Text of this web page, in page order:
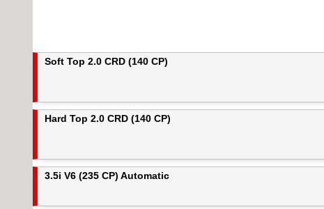
Soft Top 2.0 CRD (140 CP)
Hard Top 2.0 CRD (140 CP)
3.5i V6 (235 CP) Automatic